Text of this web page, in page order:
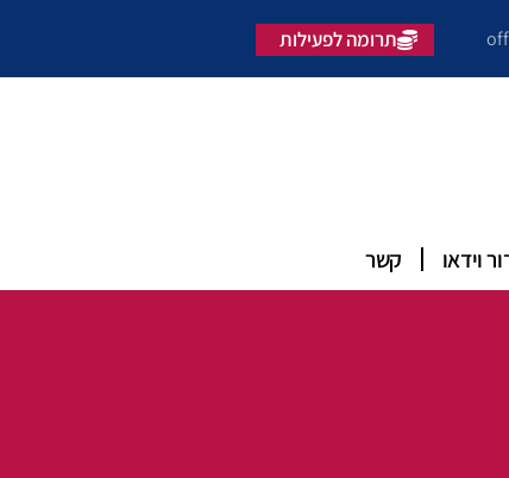
תרומה לפעילות
וידאו קשר